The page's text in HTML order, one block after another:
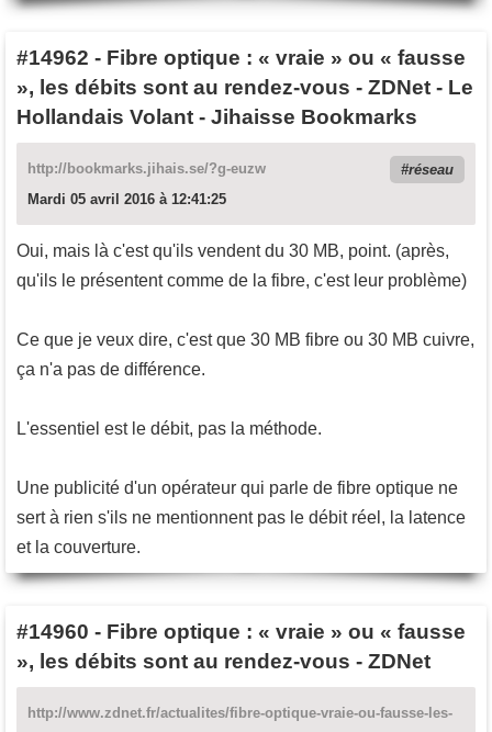
#14962 - Fibre optique : « vraie » ou « fausse
», les débits sont au rendez-vous - ZDNet - Le
Hollandais Volant - Jihaisse Bookmarks
http://bookmarks.jihais.se/?g-euzw
réseau
Mardi 05 avril 2016 à 12:41:25
Oui, mais là c'est qu'ils vendent du 30 MB, point. (après,
qu'ils le présentent comme de la fibre, c'est leur problème)
Ce que je veux dire, c'est que 30 MB fibre ou 30 MB cuivre,
ça n'a pas de différence.
L'essentiel est le débit, pas la méthode.
Une publicité d'un opérateur qui parle de fibre optique ne
sert à rien s'ils ne mentionnent pas le débit réel, la latence
et la couverture.
#14960 - Fibre optique : « vraie » ou « fausse
», les débits sont au rendez-vous - ZDNet
http://www.zdnet.fr/actualites/fibre-optique-vraie-ou-fausse-les-